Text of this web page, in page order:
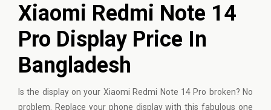
Xiaomi Redmi Note 14
Pro Display Price In
Bangladesh
Is the display on your Xiaomi Redmi Note 14 Pro broken? No
problem. Replace your phone display with this fabulous one